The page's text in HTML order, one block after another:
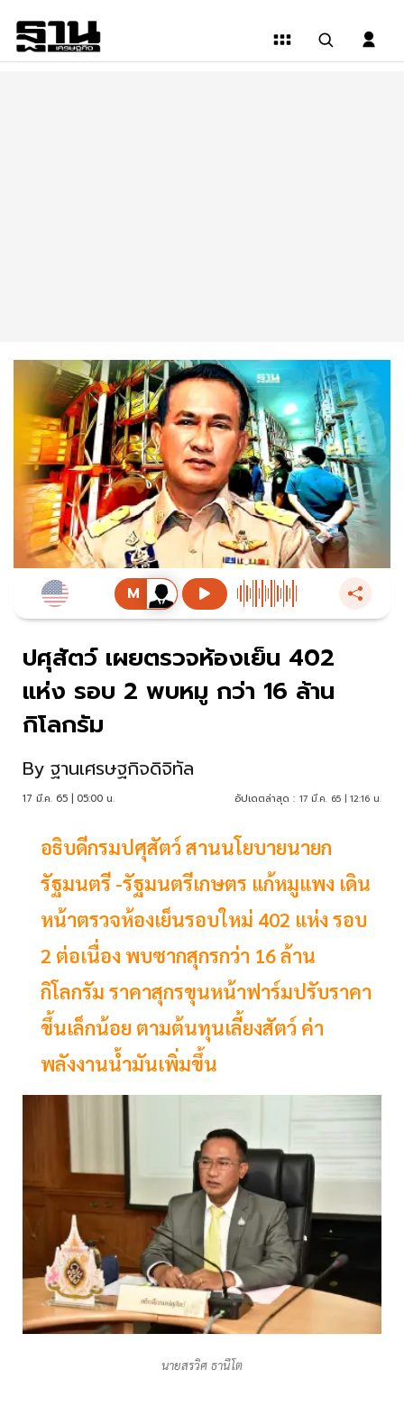
ปศุสัตว์ เผยตรวจห้องเย็น 402
แห่ง รอบ 2 พบหมู กว่า 16 ล้าน
กิโลกรัม
By ฐานเศรษฐกิจดิจิทัล
17 มี.ค. 65 | 05:00 น. อัปเดตล่าสุด : 17 มี.ค. 65 | 12:16 น.
อธิบดีกรมปศุสัตว์ สานนโยบายนายก
รัฐมนตรี -รัฐมนตรีเกษตร แก้หมูแพง เดิน
หน้าตรวจห้องเย็นรอบใหม่ 402 แห่ง รอบ
2 ต่อเนื่อง พบซากสุกรกว่า 16 ล้าน
กิโลกรัม ราคาสุกรขุนหน้าฟาร์มปรับราคา
ขึ้นเล็กน้อย ตามต้นทุนเลี้ยงสัตว์ ค่า
พลังงานน้ำมันเพิ่มขึ้น
นายสรวิศ ธานีโต